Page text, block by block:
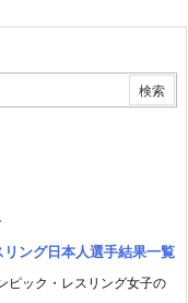
ング日本人選手結果一覧
ピック・レスリング女子の